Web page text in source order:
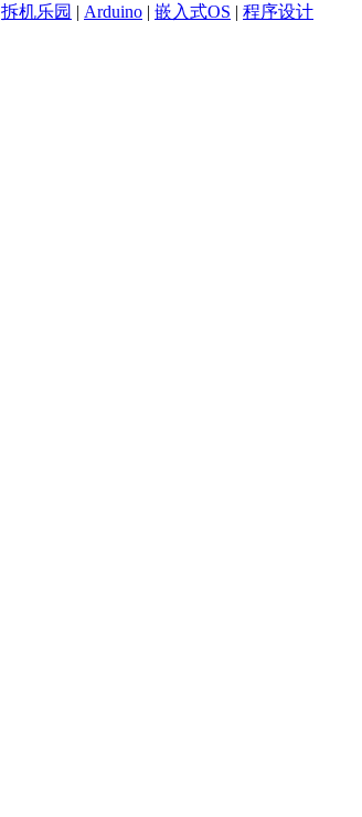
拆机乐园 | Arduino | 嵌入式OS | 程序设计